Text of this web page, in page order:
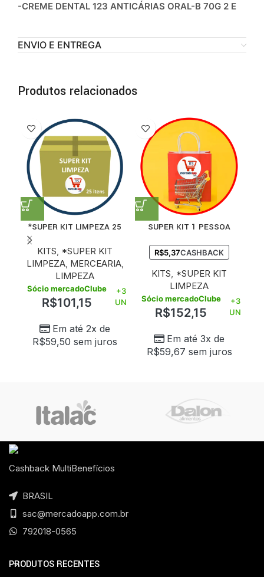
-CREME DENTAL 123 ANTICÁRIAS ORAL-B 70G 2 E
ENVIO E ENTREGA
Produtos relacionados
*SUPER KIT LIMPEZA 25
KITS, *SUPER KIT
LIMPEZA, MERCEARIA,
LIMPEZA
Sócio mercadoClube
R$101,15
+3
UN
Em até 2x de
R$59,50 sem juros
SUPER KIT 1 PESSOA
R$5,37CASHBACK
KITS, *SUPER KIT
LIMPEZA
Sócio mercadoClube
R$152,15
+3
UN
Em até 3x de
R$59,67 sem juros
Cashback MultiBenefícios
BRASIL
sac@mercadoapp.com.br
792018-0565
PRODUTOS RECENTES